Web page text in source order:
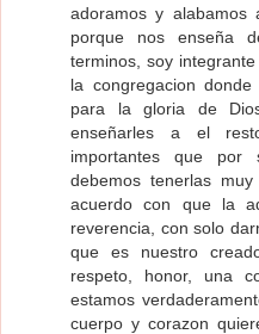
adoramos y alabamos
porque nos enseña
terminos, soy
la congregacion
para la gloria de
enseñarles a el
importantes que por
debemos tenerlas
acuerdo con que la
reverencia, con solo
que es nuestro
respeto, honor, una
estamos
cuerpo y corazon